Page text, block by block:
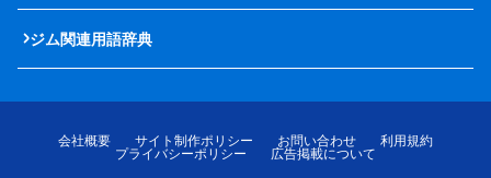
ジム関連用語辞典
会社概要 サイト制作ポリシー お問い合わせ
利用規約
プライバシーポリシー
広告掲載について